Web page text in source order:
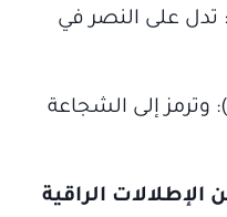
تدل على النصر في
وترمز إلى الشجاعة
الراقية